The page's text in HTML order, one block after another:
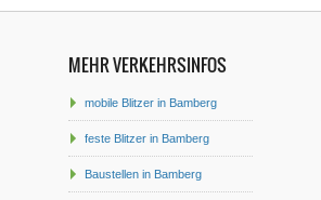
MEHR VERKEHRSINFOS
mobile Blitzer in Bamberg
feste Blitzer in Bamberg
Baustellen in Bamberg